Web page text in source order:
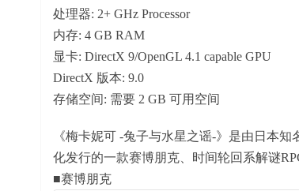
处理器: 2+ GHz Processor
内存: 4 GB RAM
显卡: DirectX 9/OpenGL 4.1 capable GPU
DirectX 版本: 9.0
存储空间: 需要 2 GB 可用空间
《梅卡妮可 -兔子与水星之谣-》是由日本
化发行的一款赛博朋克、时间轮回系解谜
■赛博朋克